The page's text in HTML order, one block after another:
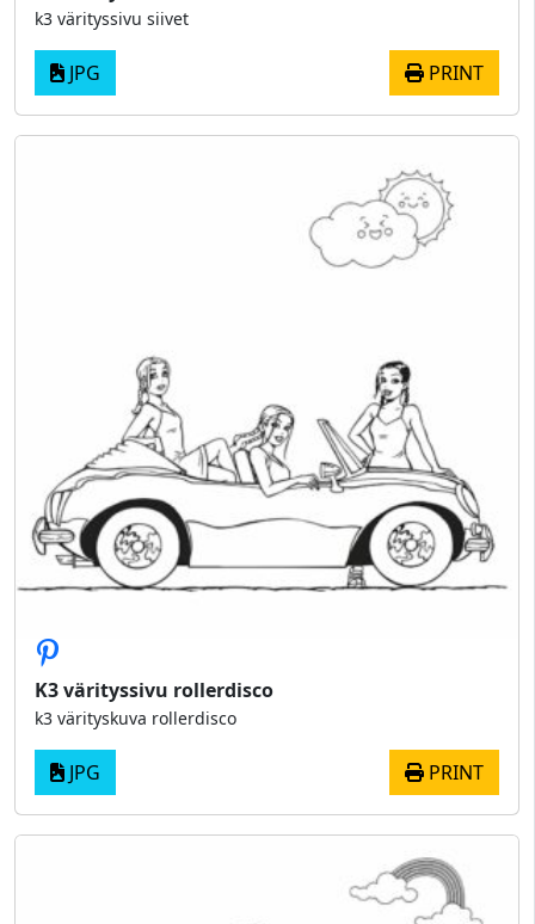
k3 värityssivu siivet
JPG PRINT
K3 värityssivu rollerdisco
k3 värityskuva rollerdisco
JPG PRINT